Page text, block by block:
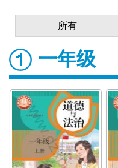
所有
一年级